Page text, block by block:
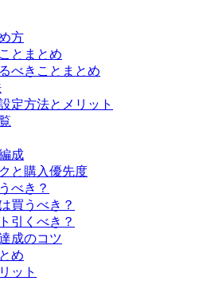
方
とまとめ
べきことまとめ
定方法とメリット
成
と購入優先度
べき？
買うべき？
引くべき？
成のコツ
め
ット